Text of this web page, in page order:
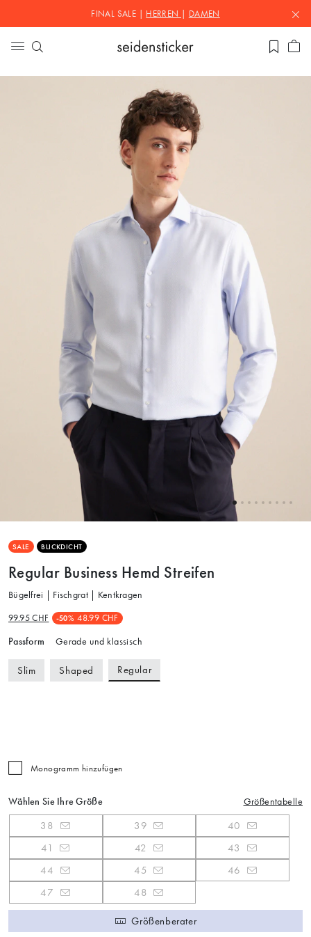
FINAL SALE | HERREN DAMEN
SALE BLICKDICHT
Regular Business Hemd Streifen
Bügelfrei | Fischgrat | Kentkragen
99.95 CHF -50% 48.99 CHF
Passform Gerade und klassisch
Slim Shaped Regular
Monogramm hinzufügen
Wählen Sie Ihre Größe Größentabelle
38 39
40
41
42
43
44
45
46
47
48
Größenberater